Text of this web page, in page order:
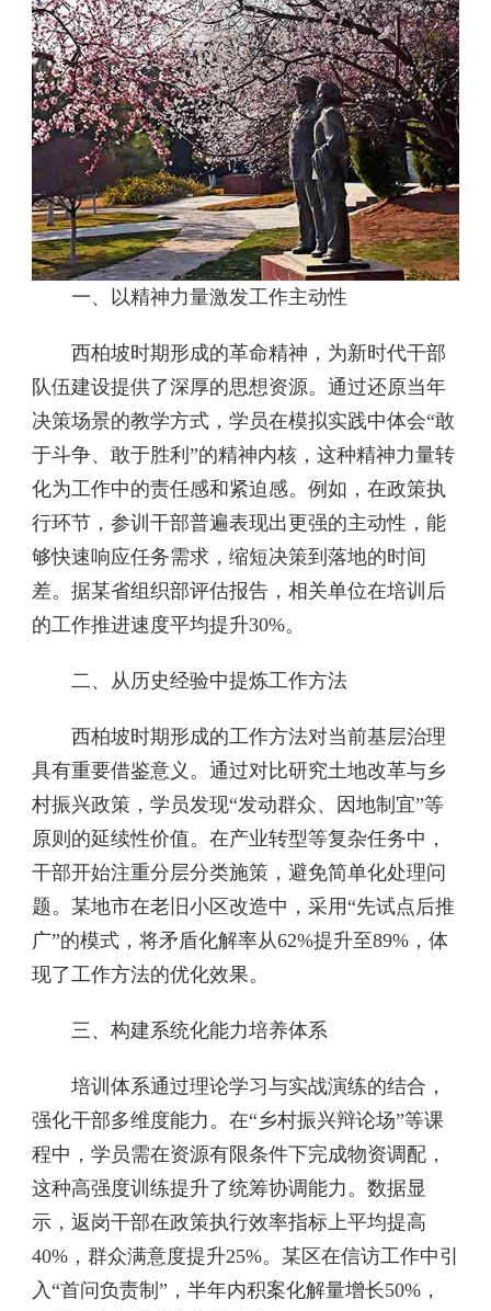
一、以精神力量激发工作主动性
西柏坡时期形成的革命精神，为新时代干部
队伍建设提供了深厚的思想资源。通过还原当年
决策场景的教学方式，学员在模拟实践中体会“敢
于斗争、敢于胜利”的精神内核，这种精神力量转
化为工作中的责任感和紧迫感。例如，在政策执
行环节，参训干部普遍表现出更强的主动性，能
够快速响应任务需求，缩短决策到落地的时间
差。据某省组织部评估报告，相关单位在培训后
的工作推进速度平均提升30%。
二、从历史经验中提炼工作方法
西柏坡时期形成的工作方法对当前基层治理
具有重要借鉴意义。通过对比研究土地改革与乡
村振兴政策，学员发现“发动群众、因地制宜”等
原则的延续性价值。在产业转型等复杂任务中，
干部开始注重分层分类施策，避免简单化处理问
题。某地市在老旧小区改造中，采用“先试点后推
广”的模式，将矛盾化解率从62%提升至89%，体
现了工作方法的优化效果。
三、构建系统化能力培养体系
培训体系通过理论学习与实战演练的结合，
强化干部多维度能力。在“乡村振兴辩论场”等课
程中，学员需在资源有限条件下完成物资调配，
这种高强度训练提升了统筹协调能力。数据显
示，返岗干部在政策执行效率指标上平均提高
40%，群众满意度提升25%。某区在信访工作中引
入“首问负责制”，半年内积案化解量增长50%，